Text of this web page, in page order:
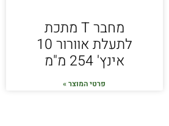
מחבר T מתכת
לתעלת אוורור 10
אינץ' 254 מ"מ
פרטי המוצר »